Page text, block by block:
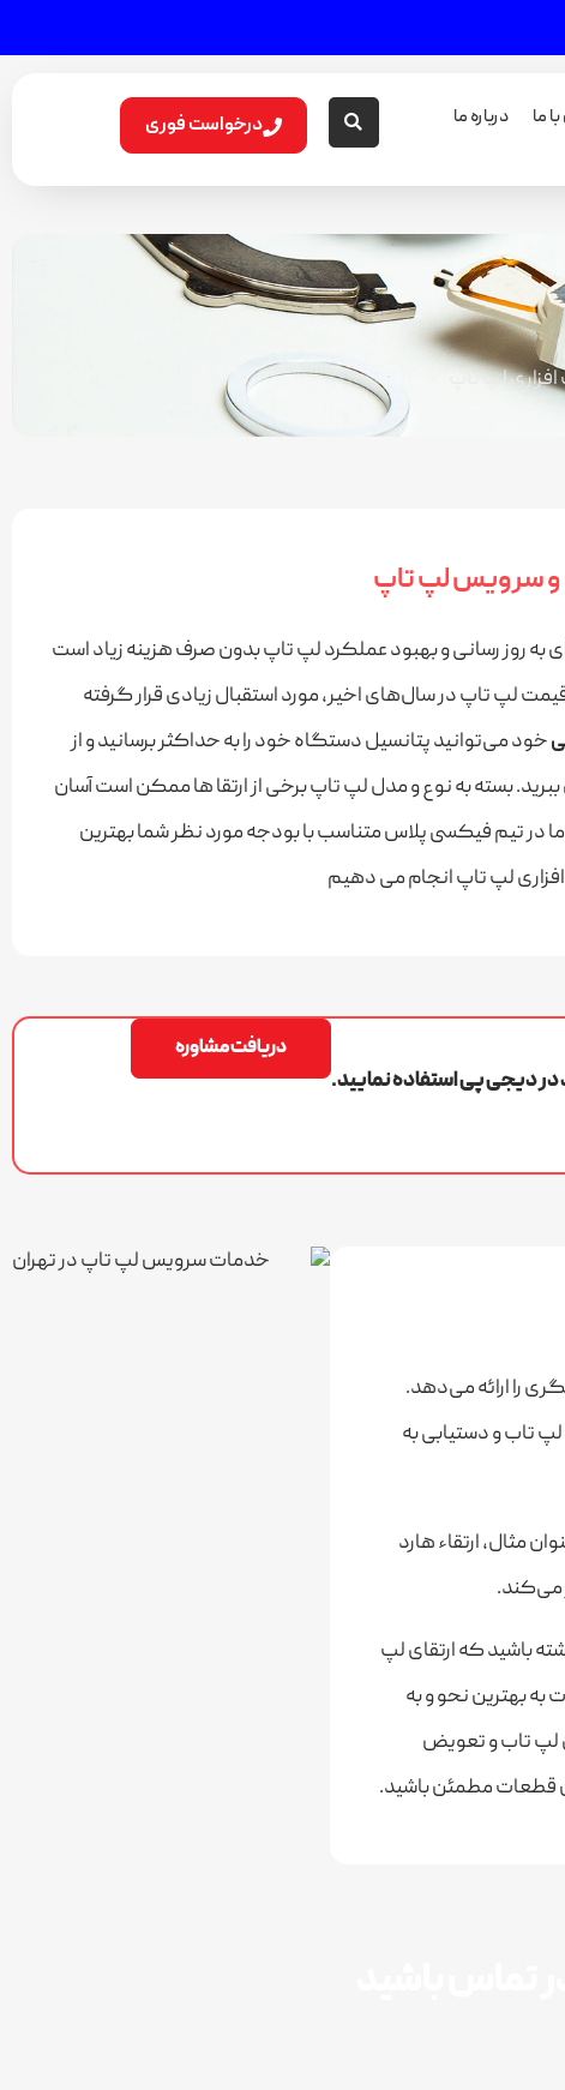
ما درباره ما درخواست فوری
لپ تاپ
و سرویس لپ تاپ
به روز رسانی و بهبود عملکرد لپ تاپ بدون صرف هزینه زیاد است
لپ تاپ در سال‌های اخیر، مورد استقبال زیادی قرار گرفته
خود می‌توانید پتانسیل دستگاه خود را به حداکثر برسانید و از
بسته به نوع و مدل لپ تاپ برخی از ارتقا ها ممکن است آسان‌
ما در تیم فیکسی پلاس متناسب با بودجه مورد نظر شما بهترین
لپ تاپ انجام می دهیم
دیجی پی استفاده نمایید.
دریافت مشاوره
را ارائه می‌دهد.
تاب و دستیابی به
مثال، ارتقاء هارد
باشید که ارتقای لپ
بهترین نحو و به
لپ تاب و تعویض
قطعات مطمئن باشید.